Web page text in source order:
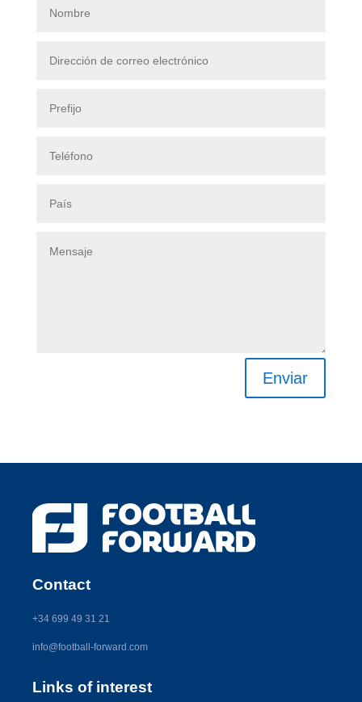
Enviar
Contact
+34 699 49 31 21
info@football-forward.com
Links of interest